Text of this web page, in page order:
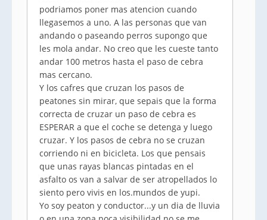
podriamos poner mas atencion cuando
llegasemos a uno. A las personas que van
andando o paseando perros supongo que
les mola andar. No creo que les cueste tanto
andar 100 metros hasta el paso de cebra
mas cercano.
Y los cafres que cruzan los pasos de
peatones sin mirar, que sepais que la forma
correcta de cruzar un paso de cebra es
ESPERAR a que el coche se detenga y luego
cruzar. Y los pasos de cebra no se cruzan
corriendo ni en bicicleta. Los que pensais
que unas rayas blancas pintadas en el
asfalto os van a salvar de ser atropellados lo
siento pero vivis en los.mundos de yupi.
Yo soy peaton y conductor...y un dia de lluvia